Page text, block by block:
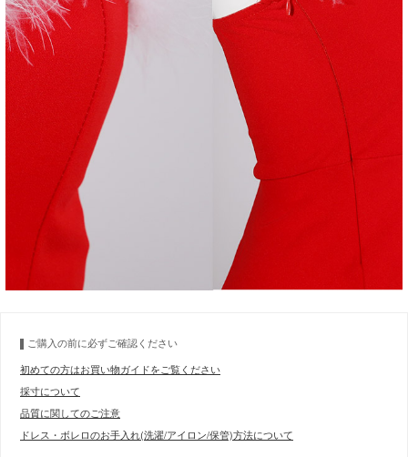
ご購入の前に必ずご確認ください
初めての方はお買い物ガイドをご覧ください
採寸について
品質に関してのご注意
ドレス・ボレロのお手入れ(洗濯/アイロン/保管)方法について